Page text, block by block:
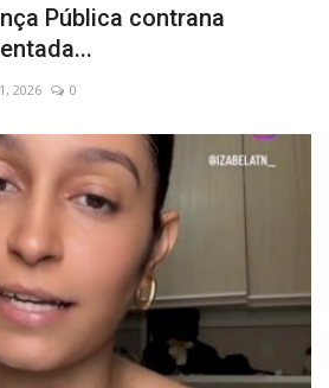
Pública contrana
2026 0